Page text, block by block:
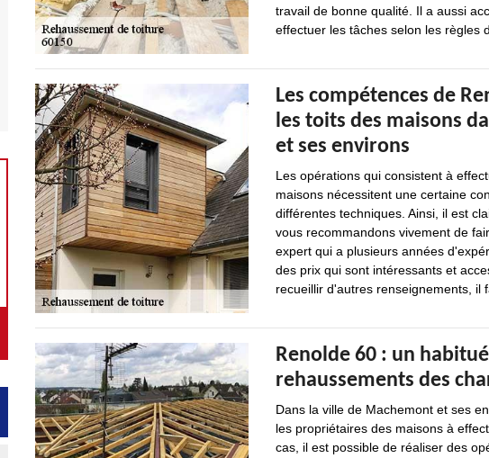
travail de bonne qualité. Il a aussi
effectuer les tâches selon les règles
Les compétences de
les toits des maisons
et ses environs
Les opérations qui consistent à
maisons nécessitent une certaine
différentes techniques. Ainsi, il est
vous recommandons vivement de
expert qui a plusieurs années
des prix qui sont intéressants et
recueillir d'autres renseignements, il
Renolde 60 : un
rehaussements des
Dans la ville de Machemont et ses
les propriétaires des maisons à
cas, il est possible de réaliser des